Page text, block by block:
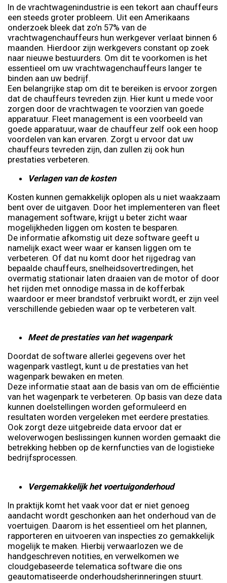
In de vrachtwagenindustrie is een tekort aan chauffeurs
een steeds groter probleem. Uit een Amerikaans
onderzoek bleek dat zo’n 57% van de
vrachtwagenchauffeurs hun werkgever verlaat binnen 6
maanden. Hierdoor zijn werkgevers constant op zoek
naar nieuwe bestuurders. Om dit te voorkomen is het
essentieel om uw vrachtwagenchauffeurs langer te
binden aan uw bedrijf.
Een belangrijke stap om dit te bereiken is ervoor zorgen
dat de chauffeurs tevreden zijn. Hier kunt u mede voor
zorgen door de vrachtwagen te voorzien van goede
apparatuur. Fleet management is een voorbeeld van
goede apparatuur, waar de chauffeur zelf ook een hoop
voordelen van kan ervaren. Zorgt u ervoor dat uw
chauffeurs tevreden zijn, dan zullen zij ook hun
prestaties verbeteren.
Verlagen van de kosten
Kosten kunnen gemakkelijk oplopen als u niet waakzaam
bent over de uitgaven. Door het implementeren van fleet
management software, krijgt u beter zicht waar
mogelijkheden liggen om kosten te besparen.
De informatie afkomstig uit deze software geeft u
namelijk exact weer waar er kansen liggen om te
verbeteren. Of dat nu komt door het rijgedrag van
bepaalde chauffeurs, snelheidsovertredingen, het
overmatig stationair laten draaien van de motor of door
het rijden met onnodige massa in de kofferbak
waardoor er meer brandstof verbruikt wordt, er zijn veel
verschillende gebieden waar op te verbeteren valt.
Meet de prestaties van het wagenpark
Doordat de software allerlei gegevens over het
wagenpark vastlegt, kunt u de prestaties van het
wagenpark bewaken en meten.
Deze informatie staat aan de basis van om de efficiëntie
van het wagenpark te verbeteren. Op basis van deze data
kunnen doelstellingen worden geformuleerd en
resultaten worden vergeleken met eerdere prestaties.
Ook zorgt deze uitgebreide data ervoor dat er
weloverwogen beslissingen kunnen worden gemaakt die
betrekking hebben op de kernfuncties van de logistieke
bedrijfsprocessen.
Vergemakkelijk het voertuigonderhoud
In praktijk komt het vaak voor dat er niet genoeg
aandacht wordt geschonken aan het onderhoud van de
voertuigen. Daarom is het essentieel om het plannen,
rapporteren en uitvoeren van inspecties zo gemakkelijk
mogelijk te maken. Hierbij verwaarlozen we de
handgeschreven notities, en verwelkomen we
cloudgebaseerde telematica software die ons
geautomatiseerde onderhoudsherinneringen stuurt.